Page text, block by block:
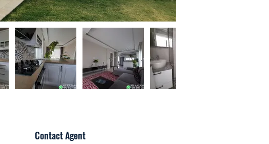
Contact Agent